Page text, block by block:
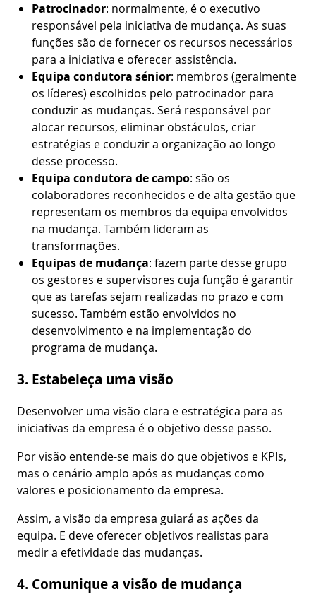
Patrocinador: normalmente, é o executivo
responsável pela iniciativa de mudança. As suas
funções são de fornecer os recursos necessários
para a iniciativa e oferecer assistência.
Equipa condutora sénior: membros (geralmente
os líderes) escolhidos pelo patrocinador para
conduzir as mudanças. Será responsável por
alocar recursos, eliminar obstáculos, criar
estratégias e conduzir a organização ao longo
desse processo.
Equipa condutora de campo: são os
colaboradores reconhecidos e de alta gestão que
representam os membros da equipa envolvidos
na mudança. Também lideram as
transformações.
Equipas de mudança: fazem parte desse grupo
os gestores e supervisores cuja função é garantir
que as tarefas sejam realizadas no prazo e com
sucesso. Também estão envolvidos no
desenvolvimento e na implementação do
programa de mudança.
3. Estabeleça uma visão
Desenvolver uma visão clara e estratégica para as
iniciativas da empresa é o objetivo desse passo.
Por visão entende-se mais do que objetivos e KPIs,
mas o cenário amplo após as mudanças como
valores e posicionamento da empresa.
Assim, a visão da empresa guiará as ações da
equipa. E deve oferecer objetivos realistas para
medir a efetividade das mudanças.
4. Comunique a visão de mudança